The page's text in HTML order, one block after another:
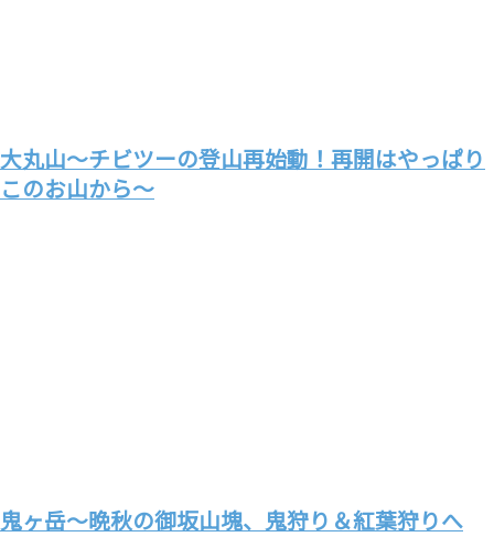
大丸山～チビツーの登山再始動！再開はやっぱり
このお山から～
鬼ヶ岳～晩秋の御坂山塊、鬼狩り＆紅葉狩りへ